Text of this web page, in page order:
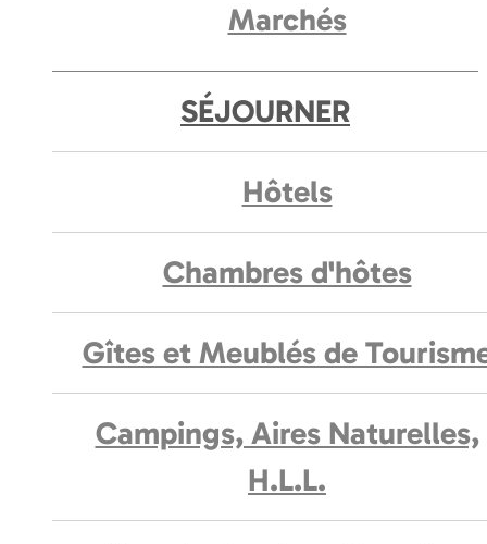
Marchés
SÉJOURNER
Hôtels
Chambres d'hôtes
Gîtes et Meublés de
Campings, Aires Naturelles,
H.L.L.